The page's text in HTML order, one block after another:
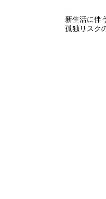
新生活に伴う
孤独リスク